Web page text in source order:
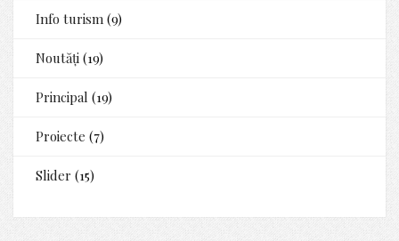
Info turism (9)
Noutăți (19)
Principal (19)
Proiecte (7)
Slider (15)